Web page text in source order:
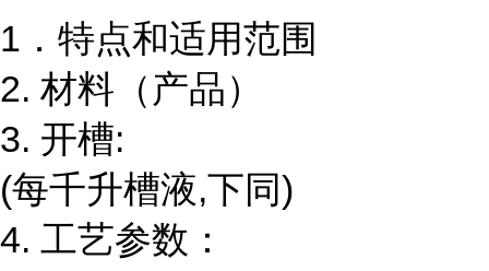
1．特点和适用范围
2. 材料（产品）
3. 开槽:
(每千升槽液,下同)
4. 工艺参数：